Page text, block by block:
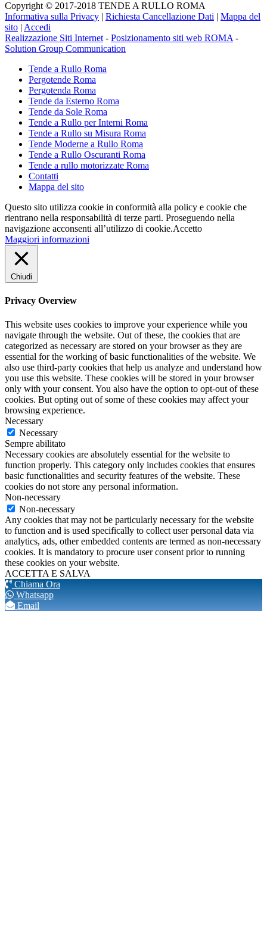
Copyright © 2017-2018 TENDE A RULLO ROMA
Informativa sulla Privacy | Richiesta Cancellazione Dati | Mappa del
sito | Accedi
Realizzazione Siti Internet - Posizionamento siti web ROMA -
Solution Group Communication
Tende a Rullo Roma
Pergotende Roma
Pergotenda Roma
Tende da Esterno Roma
Tende da Sole Roma
Tende a Rullo per Interni Roma
Tende a Rullo su Misura Roma
Tende Moderne a Rullo Roma
Tende a Rullo Oscuranti Roma
Tende a rullo motorizzate Roma
Contatti
Mappa del sito
Questo sito utilizza cookie in conformità alla policy e cookie che
rientrano nella responsabilità di terze parti. Proseguendo nella
navigazione acconsenti all’utilizzo di cookie.Accetto
Maggiori informazioni
Chiudi
Privacy Overview
This website uses cookies to improve your experience while you
navigate through the website. Out of these, the cookies that are
categorized as necessary are stored on your browser as they are
essential for the working of basic functionalities of the website. We
also use third-party cookies that help us analyze and understand how
you use this website. These cookies will be stored in your browser
only with your consent. You also have the option to opt-out of these
cookies. But opting out of some of these cookies may affect your
browsing experience.
Necessary
Necessary
Sempre abilitato
Necessary cookies are absolutely essential for the website to
function properly. This category only includes cookies that ensures
basic functionalities and security features of the website. These
cookies do not store any personal information.
Non-necessary
Non-necessary
Any cookies that may not be particularly necessary for the website
to function and is used specifically to collect user personal data via
analytics, ads, other embedded contents are termed as non-necessary
cookies. It is mandatory to procure user consent prior to running
these cookies on your website.
ACCETTA E SALVA
Chiama Ora
Whatsapp
Email